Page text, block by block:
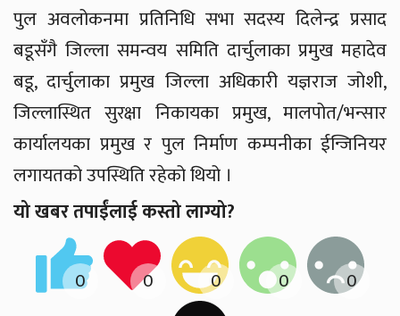
पुल अवलोकनमा प्रतिनिधि सभा सदस्य दिलेन्द्र प्रसाद
बडूसँगै जिल्ला समन्वय समिति दार्चुलाका प्रमुख महादेव
बडू, दार्चुलाका प्रमुख जिल्ला अधिकारी यज्ञराज जोशी,
जिल्लास्थित सुरक्षा निकायका प्रमुख, मालपोत/भन्सार
कार्यालयका प्रमुख र पुल निर्माण कम्पनीका ईन्जिनियर
लगायतको उपस्थिति रहेको थियो ।
यो खबर तपाईंलाई कस्तो लाग्यो?